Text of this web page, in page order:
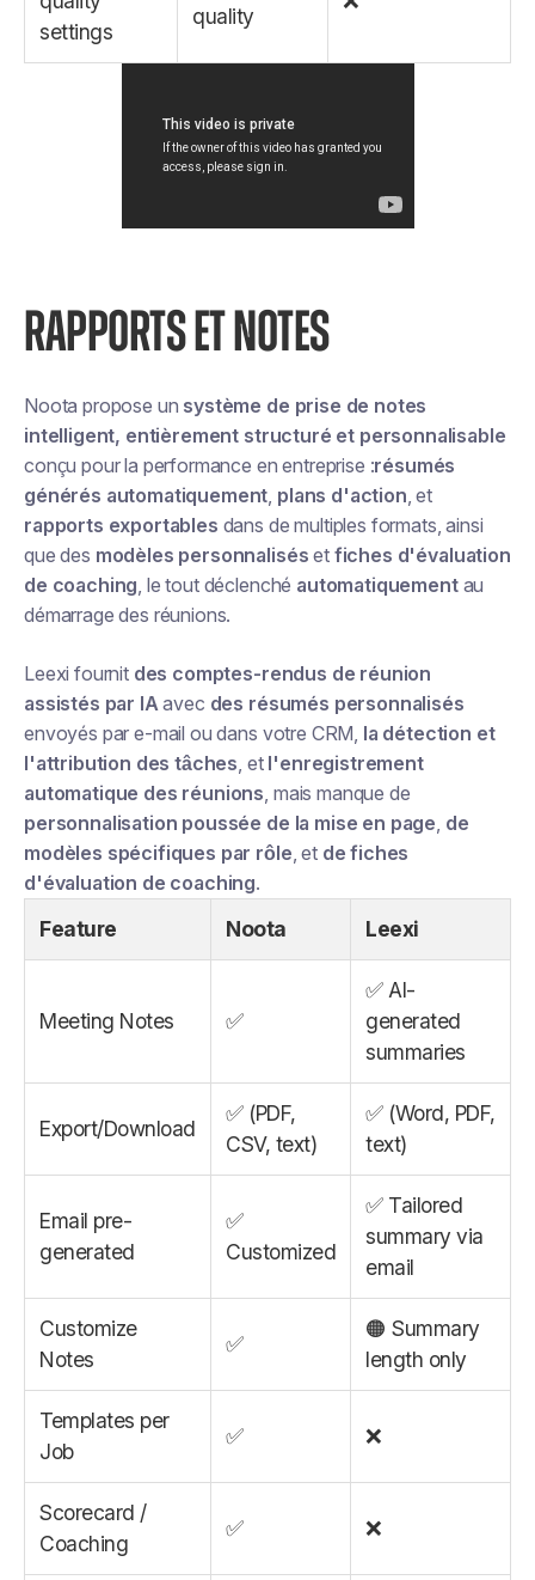
settings
quality
RAPPORTS ET NOTES
Noota propose un système de prise de notes
intelligent, entièrement structuré et personnalisable
conçu pour la performance en entreprise :résumés
générés automatiquement plans d'action , et
rapports exportables dans de multiples formats, ainsi
que des modèles personnalisés et fiches d'évaluation
de coaching , le tout déclenché automatiquementau
démarrage des réunions.
Leexi fournit des comptes-rendus de réunion
assistés par IA avec des résumés personnalisés
envoyés par e-mail ou dans votre CRM, la détection et
l'attribution des tâches , et l'enregistrement
automatique des réunions , mais manque de
personnalisation poussée de la mise en page de
modèles spécifiques par rôle , et de fiches
d'évaluation de coaching.
Feature Noota Leexi
Meeting Notes ✅
✅ AI-
generated
summaries
Export/Download
✅ (PDF,
CSV, text)
✅ (Word, PDF,
text)
Email pre-
generated
✅
Customized
✅ Tailored
summary via
email
Customize
Notes
✅
🟠 Summary
length only
Templates per
Job
✅ ❌
Scorecard /
Coaching
✅ ❌